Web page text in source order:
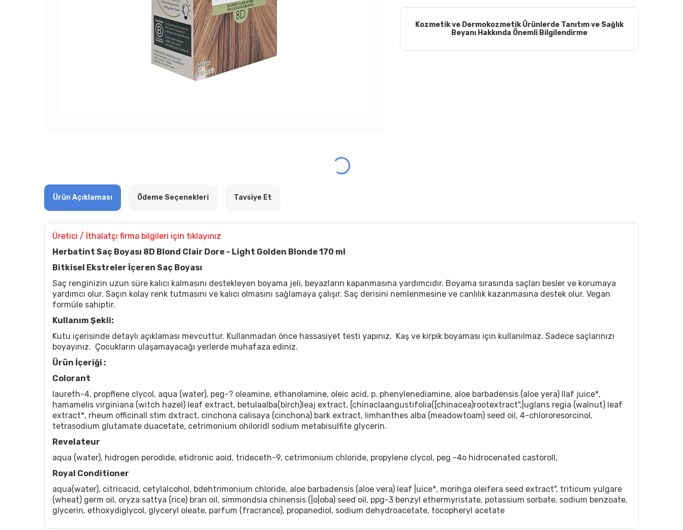
Kozmetik ve Dermokozmetik Ürünlerde Tanıtım ve Sağlık
Beyanı Hakkında Önemli Bilgilendirme
Ürün Açıklaması Ödeme Seçenekleri Tavsiye Et
Üretici / İthalatçı firma bilgileri için tıklayınız
Herbatint Saç Boyası 8D Blond Clair Dore - Light Golden Blonde 170 ml
Bitkisel Ekstreler İçeren Saç Boyası
Saç renginizin uzun süre kalıcı kalmasını destekleyen boyama jeli, beyazların kapanmasına yardımcıdır. Boyama sırasında saçları besler ve korumaya
yardımcı olur. Saçın kolay renk tutmasını ve kalıcı olmasını sağlamaya çalışır. Saç derisini nemlenmesine ve canlılık kazanmasına destek olur. Vegan
formüle sahiptir.
Kullanım Şekli:
Kutu içerisinde detaylı açıklaması mevcuttur. Kullanmadan önce hassasiyet testi yapınız. Kaş ve kirpik boyaması için kullanılmaz. Sadece saçlarınızı
boyayınız. Çocukların ulaşamayacağı yerlerde muhafaza ediniz.
Ürün İçeriği :
Colorant
laureth-4, propflene clycol, aqua (water), peg-? oleamine, ethanolamine, oleic acid, p. phenylenediamine, aloe barbadensis (aloe yera) llaf juice*,
hamamelis virginiana (witch hazel) leaf extract, betulaalba(birch)leaj extract, [chinaclaangustifolia([chinacea)rootextract",|uglans regia (walnut) leaf
extract*, rheum officinall stim dxtract, cinchona calisaya (cinchona) bark extract, limhanthes alba (meadowtoam) seed oil, 4-chlororesorcinol,
tetrasodium glutamate duacetate, cetrimonium ohiloridl sodium metabisulfite glycerin.
Revelateur
aqua (water), hidrogen perodide, etidronic aoid, trideceth-9, cetrimonium chloride, propylene clycol, peg -4o hidrocenated castoroll,
Royal Conditioner
aqua(water), citricacid, cetylalcohol, bdehtrimonium chloride, aloe barbadensis (aloe vera) leaf |uice*, morihga oleifera seed extract", triticum yulgare
(wheat) germ oil, oryza sattya (rice) bran oil, simmondsia chinensis (|o|oba) seed oil, ppg-3 benzyl ethermyristate, potassium sorbate, sodium benzoate,
glycerin, ethoxydiglycol, glyceryl oleate, parfum (fracrance), propanediol, sodium dehydroacetate, tocopheryl acetate